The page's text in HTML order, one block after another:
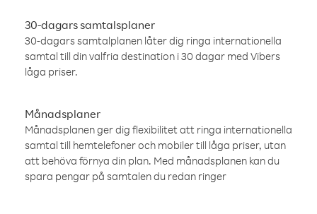
30-dagars samtalsplaner
30-dagars samtalplanen låter dig ringa internationella
samtal till din valfria destination i 30 dagar med Vibers
låga priser.
Månadsplaner
Månadsplanen ger dig flexibilitet att ringa internationella
samtal till hemtelefoner och mobiler till låga priser, utan
att behöva förnya din plan. Med månadsplanen kan du
spara pengar på samtalen du redan ringer